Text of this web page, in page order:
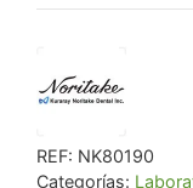
REF: NK80190
Categorías: